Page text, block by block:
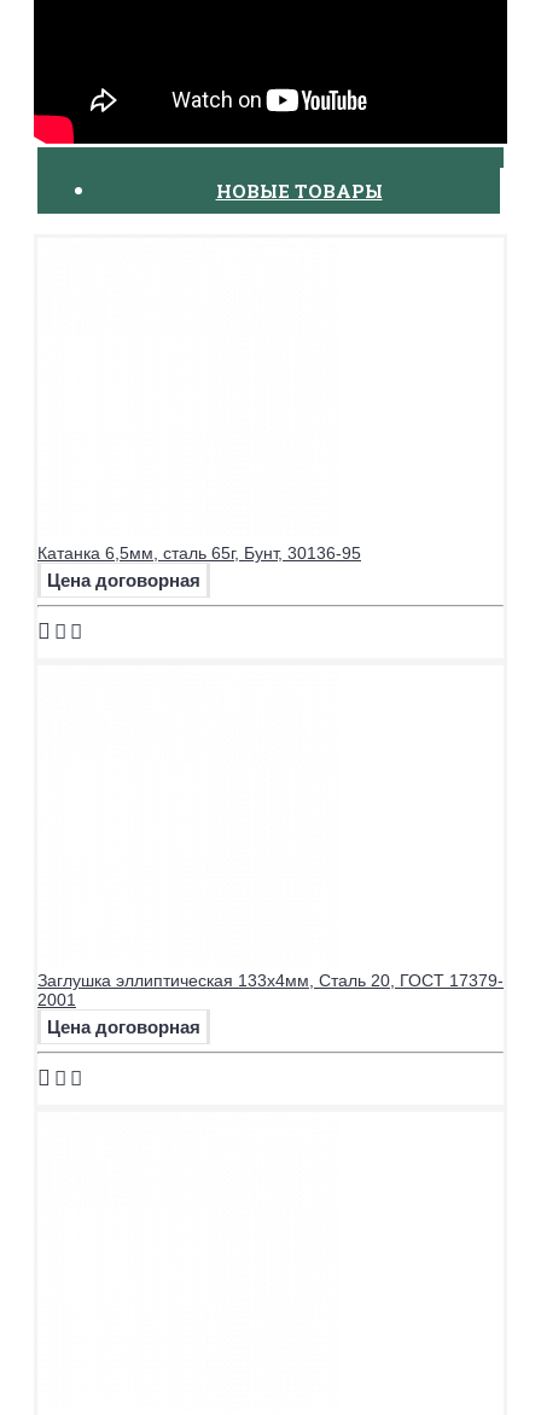
НОВЫЕ ТОВАРЫ
Катанка 6,5мм, сталь 65г, Бунт, 30136-95
Цена договорная
Заглушка эллиптическая 133х4мм, Сталь 20, ГОСТ 17379-
2001
Цена договорная